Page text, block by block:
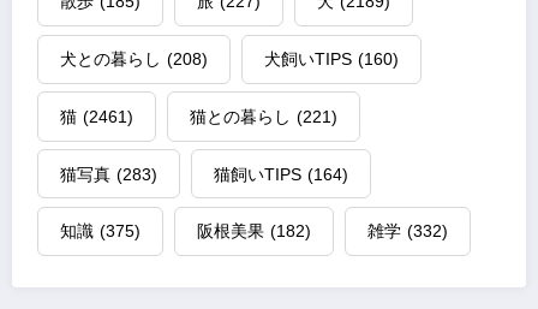
犬との暮らし (208) 犬飼いTIPS (160)
猫 (2461) 猫との暮らし (221)
猫写真 (283) 猫飼いTIPS (164)
知識 (375) 阪根美果 (182) 雑学 (332)